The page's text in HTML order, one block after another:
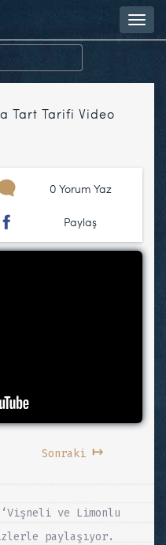
Tart Tarifi Video
0 Yorum Yaz
Paylaş
Sonraki ↦
ve Limonlu
paylaşıyor.